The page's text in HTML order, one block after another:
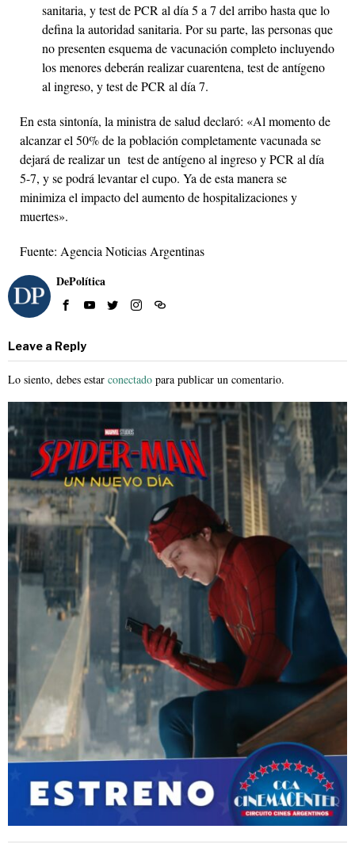
sanitaria, y test de PCR al día 5 a 7 del arribo hasta que lo
defina la autoridad sanitaria. Por su parte, las personas que
no presenten esquema de vacunación completo incluyendo
los menores deberán realizar cuarentena, test de antígeno
al ingreso, y test de PCR al día 7.
En esta sintonía, la ministra de salud declaró: «Al momento de
alcanzar el 50% de la población completamente vacunada se
dejará de realizar un test de antígeno al ingreso y PCR al día
5-7, y se podrá levantar el cupo. Ya de esta manera se
minimiza el impacto del aumento de hospitalizaciones y
muertes».
Fuente: Agencia Noticias Argentinas
DePolítica
Leave a Reply
Lo siento, debes estar conectado para publicar un comentario.